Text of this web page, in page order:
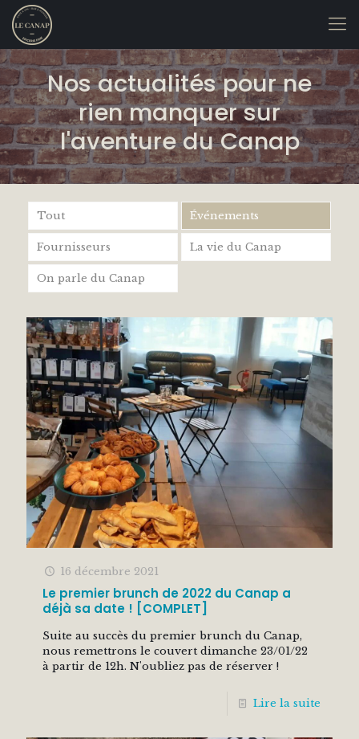
Nos actualités pour ne
rien manquer sur
l'aventure du Canap
Tout Événements
Fournisseurs La vie du Canap
On parle du Canap
16 décembre 2021
Le premier brunch de 2022 du Canap a
déjà sa date ! [COMPLET]
Suite au succès du premier brunch du Canap,
nous remettrons le couvert dimanche 23/01/22
à partir de 12h. N'oubliez pas de réserver !
Lire la suite